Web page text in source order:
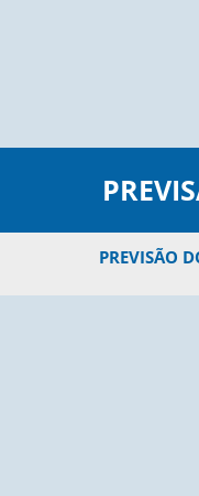
PREVISÃO